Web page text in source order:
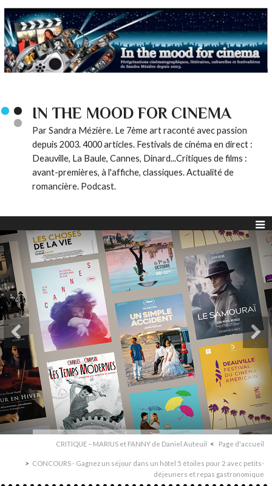
IN THE MOOD FOR CINEMA
Par Sandra Mézière. Le 7ème art raconté avec passion
depuis 2003. 4000 articles. Festivals de cinéma en direct :
Deauville, La Baule, Cannes, Dinard...Critiques de films :
avant-premières, à l'affiche, classiques. Actualité de
romancière. Podcast.
CRITIQUE – MARIUS et FANNY de Daniel Auteuil Page d'accueil
CONCOURS - Gagnez un séjour dans un hôtel 5 étoiles pour 2 avec petits-
déjeuners et repas gastronomique